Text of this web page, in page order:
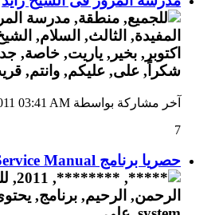
آخر مشاركة بواسطة 03:41 AM
7
حصريا برنامج Toyota Corolla Service Manual